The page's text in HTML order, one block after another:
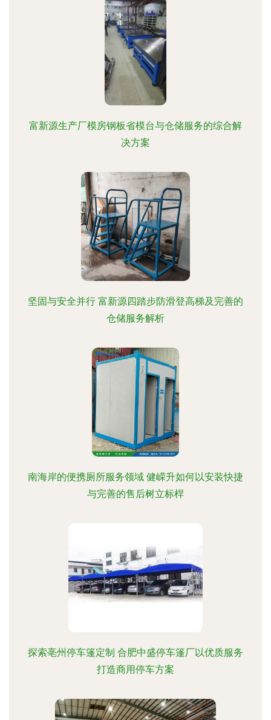
富新源生产厂模房钢板省模台与仓储服务的综合解
决方案
坚固与安全并行 富新源四踏步防滑登高梯及完善的
仓储服务解析
南海岸的便携厕所服务领域 健嵘升如何以安装快捷
与完善的售后树立标桿
探索亳州停车篷定制 合肥中盛停车篷厂以优质服务
打造商用停车方案